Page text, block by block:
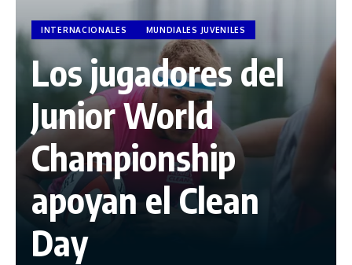
INTERNACIONALES MUNDIALES JUVENILES
Los jugadores del
Junior World
Championship
apoyan el Clean
Day